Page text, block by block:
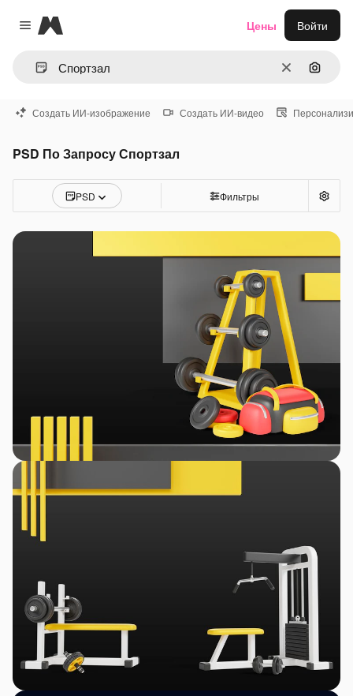
Close menu
Magnific
ОчиститьПоиск
Цены Войти
Создать ИИ-изображение Создать ИИ-видео
PSD По Запросу Спортзал
PSD Фильтры